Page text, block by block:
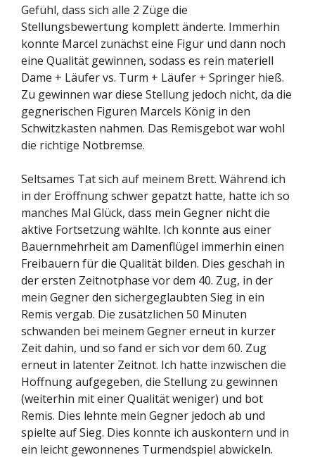
Gefühl, dass sich alle 2 Züge die
Stellungsbewertung komplett änderte. Immerhin
konnte Marcel zunächst eine Figur und dann noch
eine Qualität gewinnen, sodass es rein materiell
Dame + Läufer vs. Turm + Läufer + Springer hieß.
Zu gewinnen war diese Stellung jedoch nicht, da die
gegnerischen Figuren Marcels König in den
Schwitzkasten nahmen. Das Remisgebot war wohl
die richtige Notbremse.
Seltsames Tat sich auf meinem Brett. Während ich
in der Eröffnung schwer gepatzt hatte, hatte ich so
manches Mal Glück, dass mein Gegner nicht die
aktive Fortsetzung wählte. Ich konnte aus einer
Bauernmehrheit am Damenflügel immerhin einen
Freibauern für die Qualität bilden. Dies geschah in
der ersten Zeitnotphase vor dem 40. Zug, in der
mein Gegner den sichergeglaubten Sieg in ein
Remis vergab. Die zusätzlichen 50 Minuten
schwanden bei meinem Gegner erneut in kurzer
Zeit dahin, und so fand er sich vor dem 60. Zug
erneut in latenter Zeitnot. Ich hatte inzwischen die
Hoffnung aufgegeben, die Stellung zu gewinnen
(weiterhin mit einer Qualität weniger) und bot
Remis. Dies lehnte mein Gegner jedoch ab und
spielte auf Sieg. Dies konnte ich auskontern und in
ein leicht gewonnenes Turmendspiel abwickeln.